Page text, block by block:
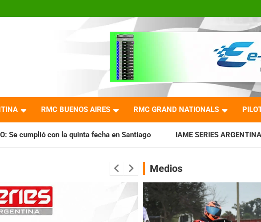
RMC BUENOS AIRES RMC GRAND NATIONALS
fecha en Santiago IAME SERIES ARGENTINA: Horarios para la
Medios